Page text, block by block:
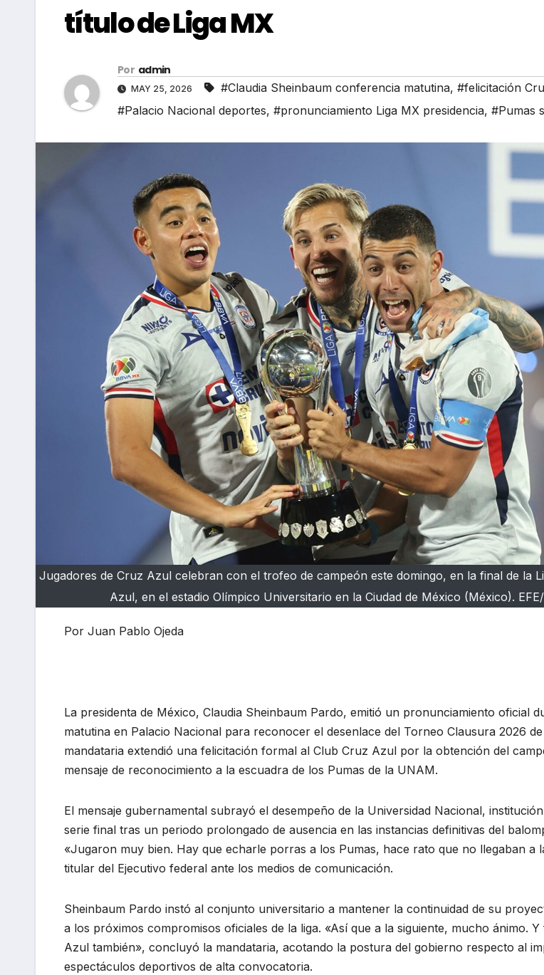
título de Liga MX
Por admin
MAY 25, 2026 #Claudia Sheinbaum conferencia matutina, #felicitación
#Palacio Nacional deportes, #pronunciamiento Liga MX presidencia, #Pumas
Jugadores de Cruz Azul celebran con el trofeo de campeón este domingo, en la final de la
Azul, en el estadio Olímpico Universitario en la Ciudad de México (México).
Por Juan Pablo Ojeda
La presidenta de México, Claudia Sheinbaum Pardo, emitió un pronunciamiento oficial
matutina en Palacio Nacional para reconocer el desenlace del Torneo Clausura 2026
mandataria extendió una felicitación formal al Club Cruz Azul por la obtención del
mensaje de reconocimiento a la escuadra de los Pumas de la UNAM.
El mensaje gubernamental subrayó el desempeño de la Universidad Nacional,
serie final tras un periodo prolongado de ausencia en las instancias definitivas del
«Jugaron muy bien. Hay que echarle porras a los Pumas, hace rato que no llegaban a
titular del Ejecutivo federal ante los medios de comunicación.
Sheinbaum Pardo instó al conjunto universitario a mantener la continuidad de su
a los próximos compromisos oficiales de la liga. «Así que a la siguiente, mucho ánimo. Y
Azul también», concluyó la mandataria, acotando la postura del gobierno respecto al
espectáculos deportivos de alta convocatoria.